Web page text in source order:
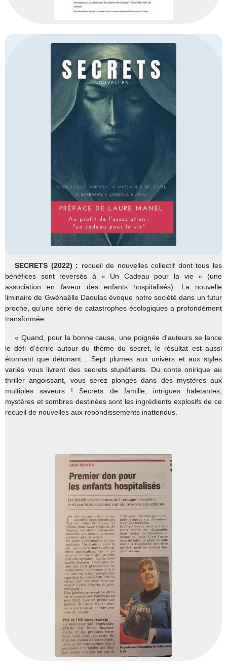
SECRETS (2022) : recueil de nouvelles collectif dont tous les
bénéfices sont reversés à « Un Cadeau pour la vie » (une
association en faveur des enfants hospitalisés). La nouvelle
liminaire de Gwénaëlle Daoulas évoque notre société dans un futur
proche, qu’une série de catastrophes écologiques a profondément
transformée.
« Quand, pour la bonne cause, une poignée d'auteurs se lance
le défi d'écrire autour du thème du secret, le résultat est aussi
étonnant que détonant... Sept plumes aux univers et aux styles
variés vous livrent des secrets stupéfiants. Du conte onirique au
thriller angoissant, vous serez plongés dans des mystères aux
multiples saveurs ! Secrets de famille, intrigues haletantes,
mystères et sombres destinées sont les ingrédients explosifs de ce
recueil de nouvelles aux rebondissements inattendus.